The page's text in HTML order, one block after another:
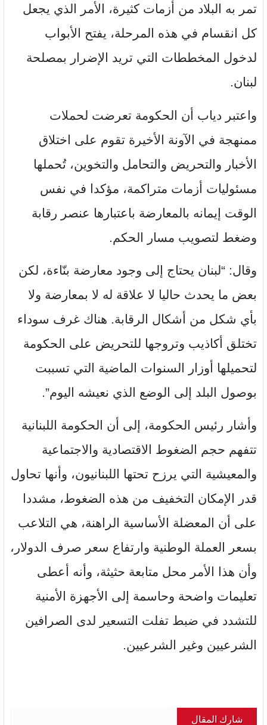
تمر به البلاد من أزمات كثيرة، الأمر الذي يجعل
كل انقسام في هذه المرحلة، يفتح الأبواب
لدخول المخططات التي تريد الإضرار بمصلحة
لبنان.
واعتبر دياب أن الحكومة تعرضت لحملات
ممنهجة في الآونة الأخيرة تقوم على اختلاق
الأخبار والتحريض والتحامل والتخوين، تُحملها
مسئوليات أزمات متراكمة، مؤكدا في نفس
الوقت إيمانه بالمعارضة باعتبارها عنصر رقابة
وضغط لتصويب مسار الحكم.
وقال: “لبنان يحتاج إلى وجود معارضة بنّاءة، لكن
بعض ما يحدث حاليا لا علاقة له لا بمعارضة ولا
بأي شكل من أشكال الرقابة. هناك غرف سوداء
تختلق أكاذيب وتروجها للتحريض على الحكومة
لتحميلها أوزار السنوات الماضية التي تسببت
بوصول البلد إلى الوضع الذي نعيشه اليوم”.
وأشار رئيس الحكومة، إلى أن الحكومة اللبنانية
تتفهم حجم الضغوط الاقتصادية والاجتماعية
والمعيشية التي يرزح تحتها اللبنانيون، وأنها تحاول
قدر الإمكان التخفيف من هذه الضغوط، مشددا
على أن المعضلة الأساسية الراهنة، هي التلاعب
بسعر العملة الوطنية وارتفاع سعر صرف الدولار،
وأن هذا الأمر محل متابعة حثيثة، وأنه أعطى
تعليمات واضحة وحاسمة إلى الأجهزة الأمنية
للتشدد في ضبط تفلت التسعير لدى الصرافين
الشرعيين وغير الشرعيين.
شارك المقال